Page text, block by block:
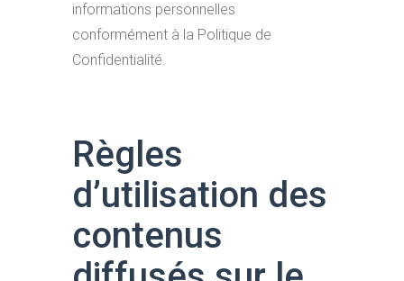
informations personnelles
conformément à la Politique de
Confidentialité.
Règles
d’utilisation des
contenus